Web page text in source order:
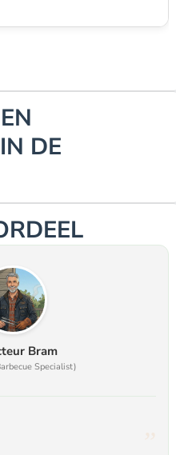
DE
Bram
Specialist)